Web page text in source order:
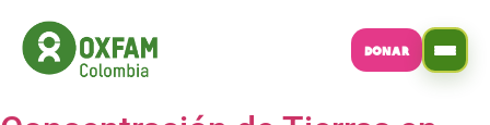
DONAR